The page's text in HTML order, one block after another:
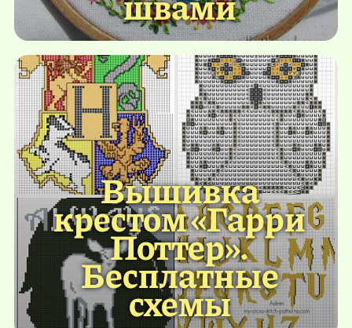
Вышивка
крестом «Гарри
Поттер».
Бесплатные
схемы